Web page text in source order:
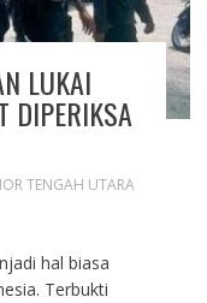
LUKAI
DIPERIKSA
TENGAH UTARA
hal biasa
Terbukti